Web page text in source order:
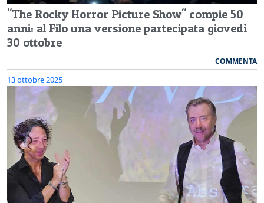
"The Rocky Horror Picture Show" compie 50
anni: al Filo una versione partecipata giovedì
30 ottobre
COMMENTA
13 ottobre 2025